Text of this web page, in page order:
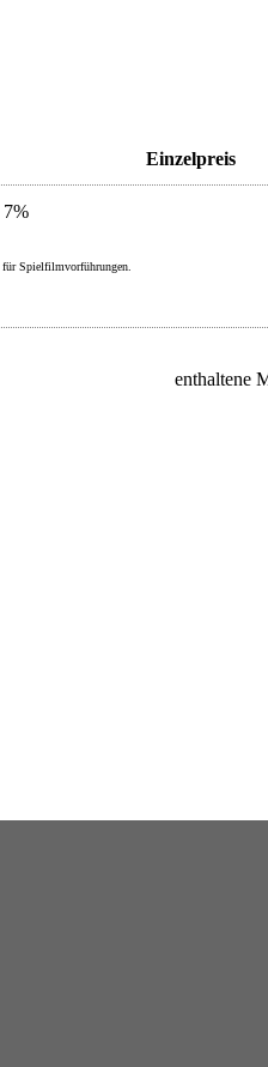
Einzelpreis
7%
für Spielfilmvorführungen.
enthaltene